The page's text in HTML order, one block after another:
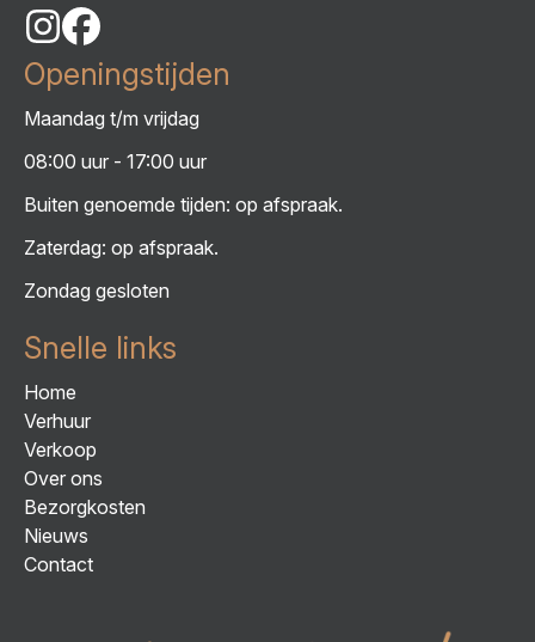
Openingstijden
Maandag t/m vrijdag
08:00 uur - 17:00 uur
Buiten genoemde tijden: op afspraak.
Zaterdag: op afspraak.
Zondag gesloten
Snelle links
Home
Verhuur
Verkoop
Over ons
Bezorgkosten
Nieuws
Contact